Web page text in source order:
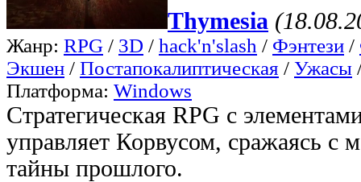
Thymesia
Жанр: RPG / 3D / hack'n'slash / Фэнтези /
Экшен / Постапокалиптическая / Ужасы
Платформа: Windows
Стратегическая RPG с
управляет Корвусом, сражаясь с
тайны прошлого.